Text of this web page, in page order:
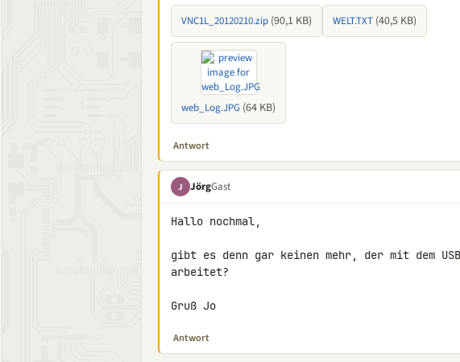
VNC1L_20120210.zip (90,1 KB) WELT.TXT (40,5 KB)
web_Log.JPG (64 KB)
Antwort
J JörgGast
Hallo nochmal,
gibt es denn gar keinen mehr, der mit dem
arbeitet?
Gruß Jo
Antwort